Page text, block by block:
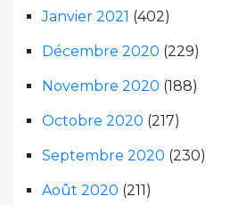
Janvier 2021 (402)
Décembre 2020 (229)
Novembre 2020 (188)
Octobre 2020 (217)
Septembre 2020 (230)
Août 2020 (211)